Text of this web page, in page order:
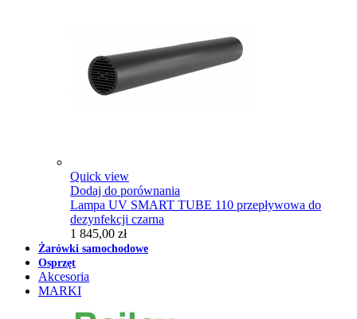
Quick view
Dodaj do porównania
Lampa UV SMART TUBE 110 przepływowa do
dezynfekcji czarna
1 845,00 zł
Żarówki samochodowe
Osprzęt
Akcesoria
MARKI